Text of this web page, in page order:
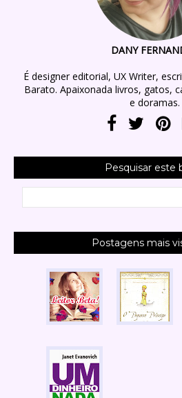
DANY
É designer editorial, UX Writer,
Barato. Apaixonada livros, gatos,
e doramas.
Pesquisar este
Postagens mais